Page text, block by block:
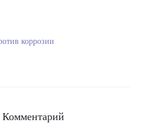
коррозии
Комментарий